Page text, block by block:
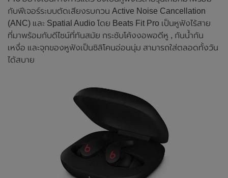
กับฟีเจอร์ระบบตัดเสียงรบกวน Active Noise Cancellation
(ANC) และ Spatial Audio โดย Beats Fit Pro เป็นหูฟังไร้สาย
ที่มาพร้อมกับดีไซน์ที่ทันสมัย กระชับโค้งงอพอดีหู , กันน้ำกัน
เหงื่อ และจุกของหูฟังเป็นซิลิโคนอ่อนนุ่ม สามารถใส่ตลอดทั้งวัน
ได้สบาย